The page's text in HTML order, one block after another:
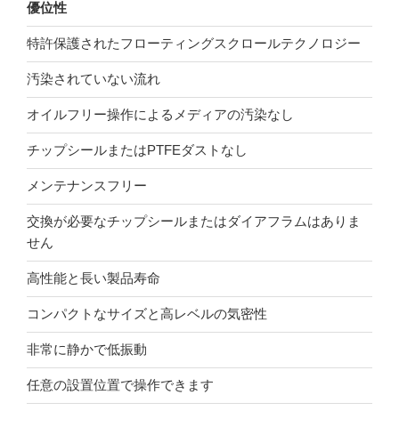
優位性
特許保護されたフローティングスクロールテクノロジー
汚染されていない流れ
オイルフリー操作によるメディアの汚染なし
チップシールまたはPTFEダストなし
メンテナンスフリー
交換が必要なチップシールまたはダイアフラムはありま
せん
高性能と長い製品寿命
コンパクトなサイズと高レベルの気密性
非常に静かで低振動
任意の設置位置で操作できます